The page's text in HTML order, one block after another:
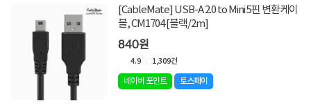
[CableMate] USB-A 2.0 to Mini 5핀 변환케이
블, CM1704 [블랙/2m]
840원
4.9 1,309건
네이버 포인트 토스페이